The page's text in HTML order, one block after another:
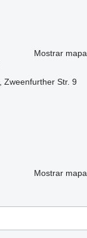
Mostrar mapa
Zweenfurther Str. 9
Mostrar mapa